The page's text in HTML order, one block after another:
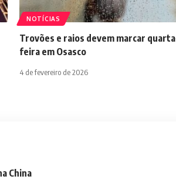
NOTÍCIAS
Trovões e raios devem marcar
feira em Osasco
4 de fevereiro de 2026
China